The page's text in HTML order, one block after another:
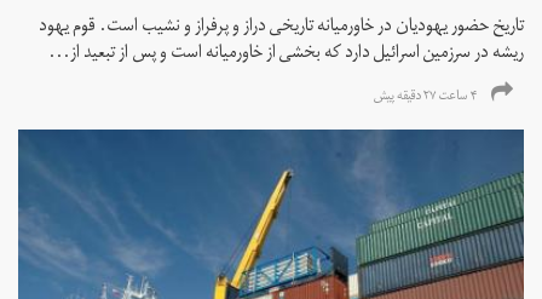
تاریخ حضور یهودیان در خاورمیانه تاریخی دراز و پرفراز و نشیب است. قوم یهود
ریشه در سرزمین اسرائیل دارد که بخشی از خاورمیانه است و پس از تبعید از...
۴ ساعت ۲۷ دقیقه پیش